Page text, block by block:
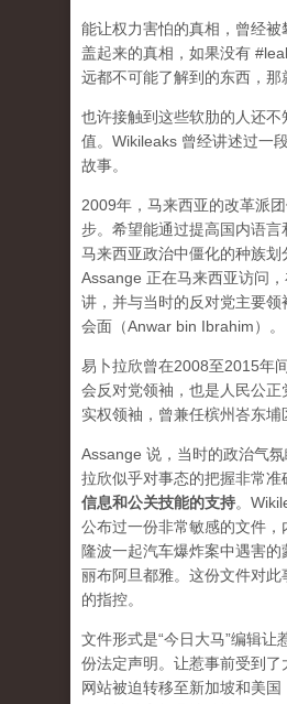
能让权力害怕的真相，曾经被
盖起来的真相，如果没有
远都不可能了解到的东西，那
也许接触到这些软肋的人还不
值。Wikileaks 曾经讲述过一
故事。
2009年，马来西亚的改革派
步。希望能通过提高国内语言
马来西亚政治中僵化的种族划
Assange 正在马来西亚访问
讲，并与当时的反对党主要领
会面（Anwar bin Ibrahim）。
易卜拉欣曾在2008至2015年
会反对党领袖，也是人民公正
实权领袖，曾兼任槟州峇东埔
Assange 说，当时的政治气
拉欣似乎对事态的把握非常准
信息和公关技能的支持。
公布过一份非常敏感的文件
隆波一起汽车爆炸案中遇害
丽布阿旦都雅。这份文件对此
的指控。
文件形式是“今日大马”编辑让
份法定声明。让惹事前受到了
网站被迫转移至新加坡和美